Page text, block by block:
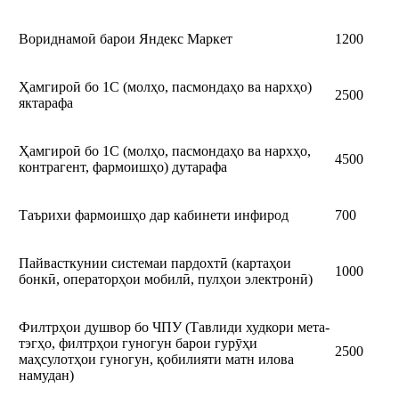
Вориднамоӣ барои Яндекс Маркет 1200
Ҳамгироӣ бо 1С (молҳо, пасмондаҳо ва нархҳо)
яктарафа
2500
Ҳамгироӣ бо 1С (молҳо, пасмондаҳо ва нархҳо,
контрагент, фармоишҳо) дутарафа
4500
Таърихи фармоишҳо дар кабинети инфирод 700
Пайвасткунии системаи пардохтӣ (картаҳои
бонкӣ, операторҳои мобилӣ, пулҳои электронӣ)
1000
Филтрҳои душвор бо ЧПУ (Тавлиди худкори мета-
тэгҳо, филтрҳои гуногун барои гурӯҳи
маҳсулотҳои гуногун, қобилияти матн илова
намудан)
2500